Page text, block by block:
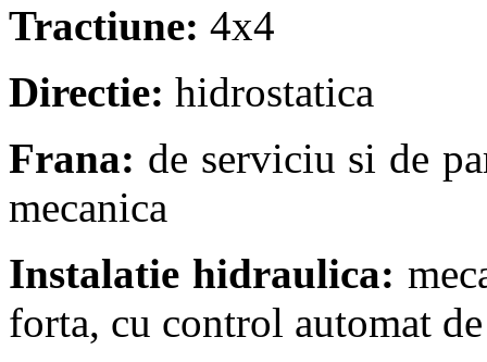
Tractiune: 4x4
Directie: hidrostatica
Frana: de serviciu si de
mecanica
Instalatie hidraulica:
forta, cu control automat